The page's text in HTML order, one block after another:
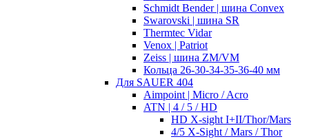
Schmidt Bender | шина Convex
Swarovski | шина SR
Thermtec Vidar
Venox | Patriot
Zeiss | шина ZM/VM
Кольца 26-30-34-35-36-40 мм
Для SAUER 404
Aimpoint | Micro / Acro
ATN | 4 / 5 / HD
HD X-sight I+II/Thor/Mars
4/5 X-Sight / Mars / Thor